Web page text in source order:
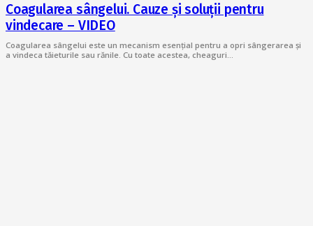
Coagularea sângelui. Cauze și soluții pentru
vindecare – VIDEO
Coagularea sângelui este un mecanism esențial pentru a opri sângerarea și
a vindeca tăieturile sau rănile. Cu toate acestea, cheaguri…